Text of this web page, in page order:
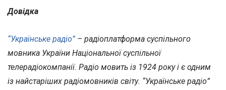
Довідка
“Українське радіо” – радіоплатформа суспільного
мовника України Національної суспільної
телерадіокомпанії. Радіо мовить із 1924 року і є одним
із найстаріших радіомовників світу. “Українське радіо”